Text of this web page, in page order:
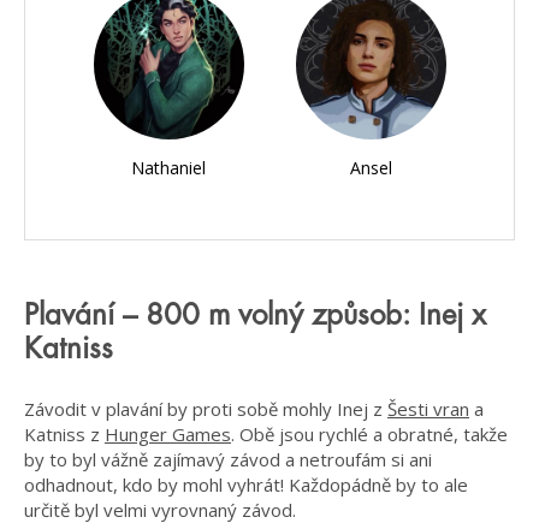
Nathaniel Ansel
Plavání – 800 m volný způsob: Inej x
Katniss
Závodit v plavání by proti sobě mohly Inej z Šesti vran a
Katniss z Hunger Games. Obě jsou rychlé a obratné, takže
by to byl vážně zajímavý závod a netroufám si ani
odhadnout, kdo by mohl vyhrát! Každopádně by to ale
určitě byl velmi vyrovnaný závod.